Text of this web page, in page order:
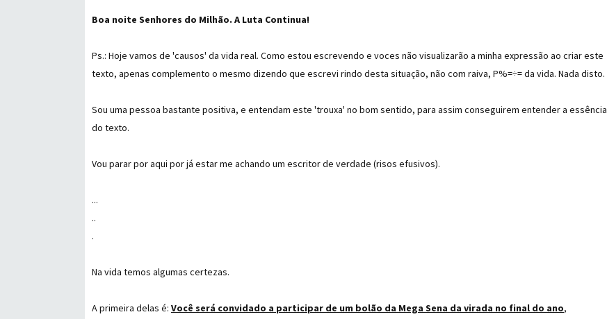
Boa noite Senhores do Milhão. A Luta Continua!
Ps.: Hoje vamos de 'causos' da vida real. Como estou escrevendo e voces não visualizarão a minha expressão ao criar este
texto, apenas complemento o mesmo dizendo que escrevi rindo desta situação, não com raiva, P%=÷= da vida. Nada disto.
Sou uma pessoa bastante positiva, e entendam este 'trouxa' no bom sentido, para assim conseguirem entender a essência
do texto.
Vou parar por aqui por já estar me achando um escritor de verdade (risos efusivos).
...
..
.
Na vida temos algumas certezas.
A primeira delas é: Você será convidado a participar de um bolão da Mega Sena da virada no final do ano,